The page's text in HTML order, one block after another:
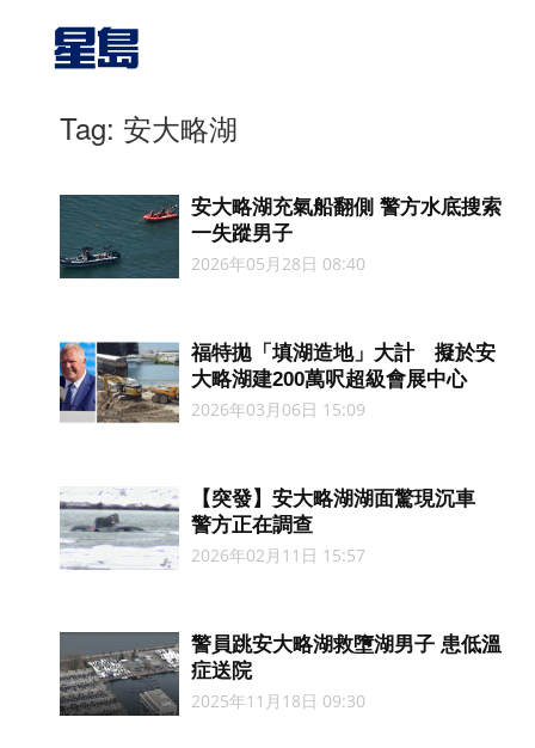
Tag: 安大略湖
安大略湖充氣船翻側 警方水底搜索
一失蹤男子
2026年05月28日 08:40
福特拋「填湖造地」大計 擬於安
大略湖建200萬呎超級會展中心
2026年03月06日 15:09
【突發】安大略湖湖面驚現沉車
警方正在調查
2026年02月11日 15:57
警員跳安大略湖救墮湖男子 患低溫
症送院
2025年11月18日 09:30